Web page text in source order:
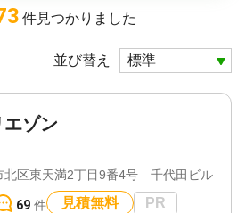
件見つかりました
並び替え
ゾン
北区東天満2丁目9番4号 千代田ビル東館
69 件 見積無料 PR